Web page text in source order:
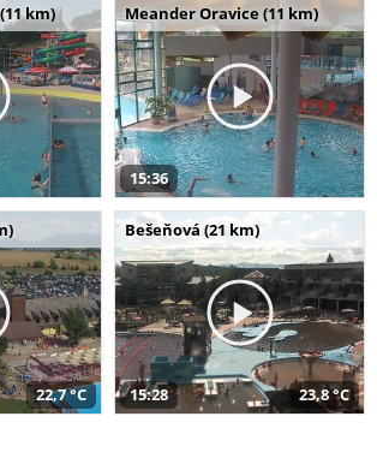
km) Meander Oravice (11 km)
15:36
22,7 °C
Bešeňová (21 km)
15:28 23,8 °C